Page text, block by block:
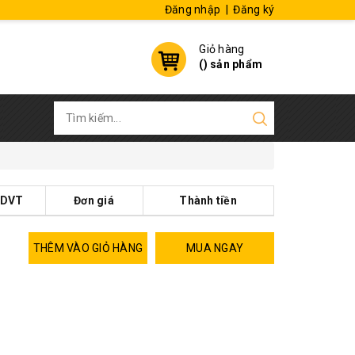
Đăng nhập Đăng ký
Giỏ hàng
() sản phẩm
DVT Đơn giá Thành tiền
MUA NGAY
THÊM VÀO GIỎ HÀNG